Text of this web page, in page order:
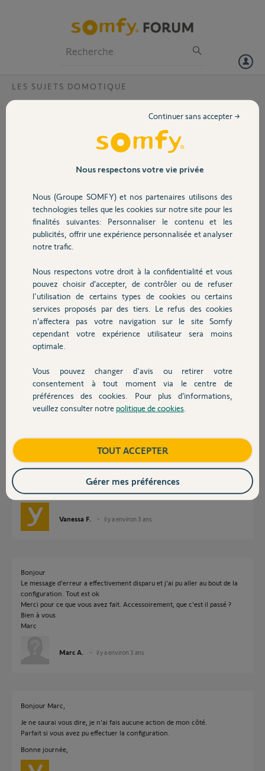
Volet
Sécurité
Domotique
Chauffage
Autres produits
Devis avec un pro
Contact
LES SUJETS DOMOTIQUE
Tahoma Switch plus de config du jour au
Mon application Tahoma ne fonctionne plus du jour au lendemain,
elle semble deconfiguré. Si je désinstalle/ réinstalle
après une brève barre de progression, message "une erreur est
Code pin de ma tahoma Switch : 2005-4004-1836
Je n'ai pas encore tenté la réinitialisation, je ne voudrais pas tout
perdre
Merci pour votre aide
Merci,
Marc A.
il y a plus de 3 ans
Participer au fil de discussion
Réponses
Bonjour Marc,
Je vois que votre box est bien connectée et configurée.
Etes vous parvenus à vous reconnecter en sélectionnant se connecter à
Merci,
Vanessa F. il y a environ 3 ans
Bonjour
Le message d'erreur a effectivement disparu et j'ai pu aller au bout de la
configuration. Tout est ok
Merci pour ce que vous avez fait. Accessoirement, que c'est il passé ?
Bien à vous
Marc
Marc A. il y a environ 3 ans
Bonjour Marc,
Je ne saurai vous dire, je n'ai fais aucune action de mon côté.
Parfait si vous avez pu effectuer la configuration.
Bonne journée,
Nous respectons votre vie privée
Nous (Groupe SOMFY) et nos partenaires utilisons des
technologies telles que les cookies sur notre site pour les
finalités suivantes: Personnaliser le contenu et les
publicités, offrir une expérience personnalisée et analyser
notre trafic.
Nous respectons votre droit à la confidentialité et vous
pouvez choisir d’accepter, de contrôler ou de refuser
l'utilisation de certains types de cookies ou certains
services proposés par des tiers. Le refus des cookies
n’affectera pas votre navigation sur le site Somfy
cependant votre expérience utilisateur sera moins
optimale.
Vous pouvez changer d'avis ou retirer votre
consentement à tout moment via le centre de
préférences des cookies. Pour plus d’informations,
veuillez consulter notre politique de cookies
Continuer sans accepter →
TOUT ACCEPTER
Gérer mes préférences